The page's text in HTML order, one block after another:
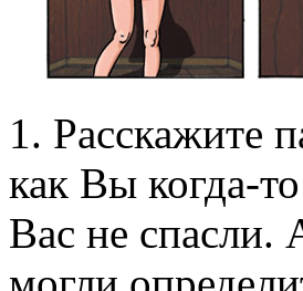
1. Расскажите
как Вы когда-
Вас не спасли.